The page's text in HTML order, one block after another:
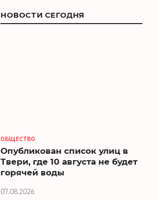
НОВОСТИ СЕГОДНЯ
ОБЩЕСТВО
Опубликован список улиц в
Твери, где 10 августа не будет
горячей воды
07.08.2026